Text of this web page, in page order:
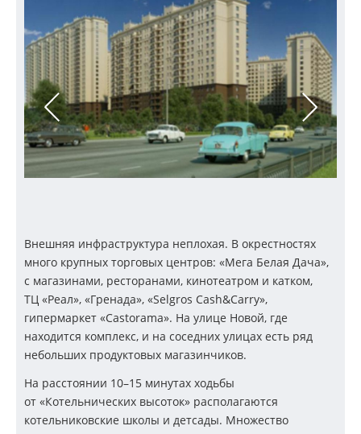
Внешняя инфраструктура неплохая. В окрестностях
много крупных торговых центров: «Мега Белая Дача»,
с магазинами, ресторанами, кинотеатром и катком,
ТЦ «Реал», «Гренада», «Selgros Cash&Carry»,
гипермаркет «Cаstoramа». На улице Новой, где
находится комплекс, и на соседних улицах есть ряд
небольших продуктовых магазинчиков.
На расстоянии 10–15 минутах ходьбы
от «Котельнических высоток» располагаются
котельниковские школы и детсады. Множество